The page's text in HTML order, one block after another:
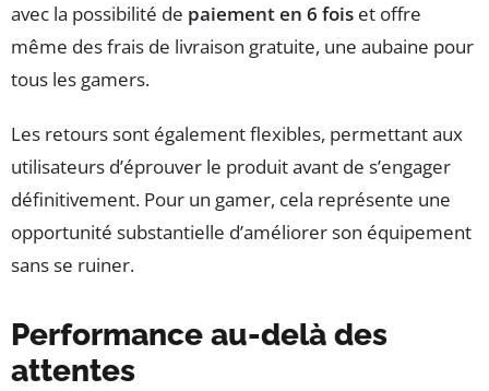
avec la possibilité de paiement en 6 fois et offre
même des frais de livraison gratuite, une aubaine pour
tous les gamers.
Les retours sont également flexibles, permettant aux
utilisateurs d’éprouver le produit avant de s’engager
définitivement. Pour un gamer, cela représente une
opportunité substantielle d’améliorer son équipement
sans se ruiner.
Performance au-delà des
attentes